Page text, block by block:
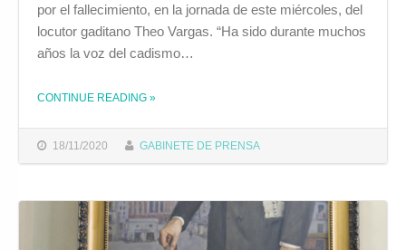
18/11/2020 GABINETE DE PRENSA
por el fallecimiento, en la jornada de este miércoles, del
locutor gaditano Theo Vargas. “Ha sido durante muchos
años la voz del cadismo…
CONTINUE READING THE "EL ALCALDE DE CÁDIZ TRASLADA SU PESAR POR EL FALLECIMIENTO DE THEO VARGAS"
»